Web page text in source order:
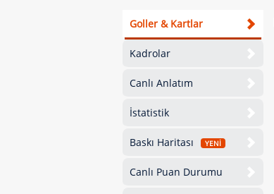
Goller & Kartlar
Kadrolar
Canlı Anlatım
İstatistik
Baskı Haritası YENİ
Canlı Puan Durumu